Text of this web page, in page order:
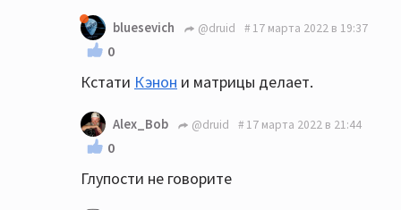
bluesevich @druid 17 марта 2022 в 19:37
0
Кстати Кэнон и матрицы делает.
Alex_Bob @druid 17 марта 2022 в 21:44
0
Глупости не говорите